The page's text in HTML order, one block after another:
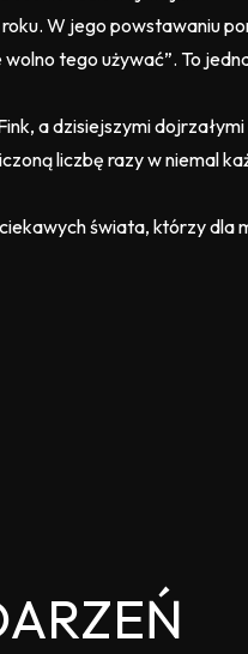
W jego powstawaniu
tego używać”. To
a dzisiejszymi
liczbę razy w niemal
świata, którzy dla